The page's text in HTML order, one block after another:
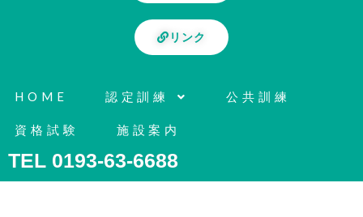
リンク
HOME 認定訓練 公共訓練
資格試験 施設案内
TEL 0193-63-6688